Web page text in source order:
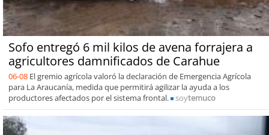
Sofo entregó 6 mil kilos de avena forrajera a
agricultores damnificados de Carahue
06-08 El gremio agrícola valoró la declaración de Emergencia Agrícola
para La Araucanía, medida que permitirá agilizar la ayuda a los
productores afectados por el sistema frontal.
soytemuco